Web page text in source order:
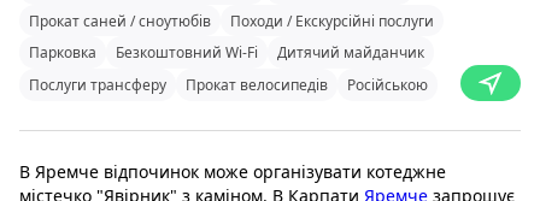
Прокат саней / сноутюбів
Походи / Екскурсійні послуги
Парковка
Безкоштовний Wi-Fi
Дитячий майданчик
Послуги трансферу
Прокат велосипедів Російською
В Яремче відпочинок може організувати котеджне
містечко "Явірник" з каміном. В Карпати Яремче запрошує